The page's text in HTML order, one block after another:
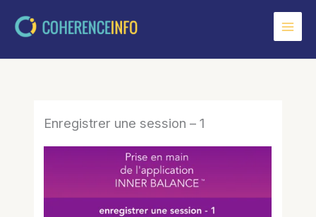
Enregistrer une session – 1